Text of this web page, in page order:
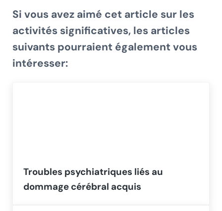
Si vous avez aimé cet article sur les
activités significatives, les articles
suivants pourraient également vous
intéresser:
Troubles psychiatriques liés au
dommage cérébral acquis